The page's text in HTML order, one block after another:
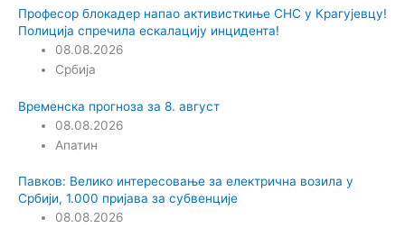
Професор блокадер напао активисткиње СНС у Крагујевцу!
Полиција спречила ескалацију инцидента!
08.08.2026
Србија
Временска прогноза за 8. август
08.08.2026
Апатин
Павков: Велико интересовање за електрична возила у
Србији, 1.000 пријава за субвенције
08.08.2026